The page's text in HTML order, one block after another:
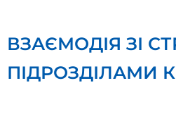
ВЗАЄМОДІЯ ЗІ
ПІДРОЗДІЛАМИ